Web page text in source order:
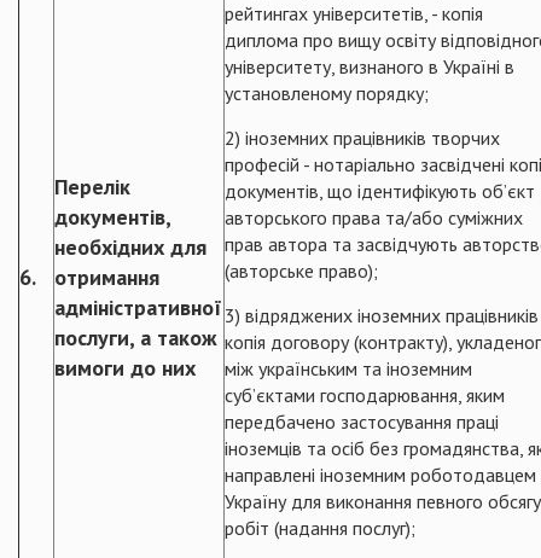
6.
Перелік
документів,
необхідних для
отримання
адміністративної
послуги, а також
вимоги до них
рейтингах університетів, - копія
диплома про вищу освіту
університету, визнаного в Україні в
установленому порядку;
2) іноземних працівників творчих
професій - нотаріально засвідчені
документів, що ідентифікують об’єкт
авторського права та/або суміжних
прав автора та засвідчують
(авторське право);
3) відряджених іноземних
копія договору (контракту),
між українським та іноземним
суб’єктами господарювання, яким
передбачено застосування праці
іноземців та осіб без громадянства,
направлені іноземним роботодавцем
Україну для виконання певного обсягу
робіт (надання послуг);